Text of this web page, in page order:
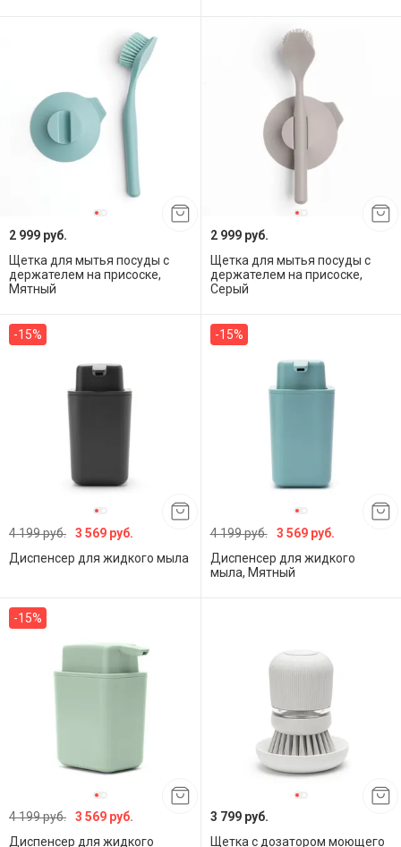
2 999 руб.
Щетка для мытья посуды с
держателем на присоске,
Мятный
2 999 руб.
Щетка для мытья посуды с
держателем на присоске,
Серый
-15%
4 199 руб.
3 569 руб.
Диспенсер для жидкого мыла
-15%
4 199 руб.
3 569 руб.
Диспенсер для жидкого
мыла, Мятный
-15%
4 199 руб.
3 569 руб.
Диспенсер для жидкого
3 799 руб.
Щетка с дозатором моющего